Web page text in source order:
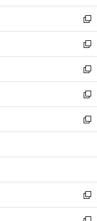
開
く
ウ
で
開
く
ン
ド
ウ
で
開
く
ウ
ィ
ン
ド
ウ
で
開
く
新
し
い
ウ
ィ
ン
ド
ウ
で
開
新
し
い
ウ
ィ
ン
ド
ウ
開
新
し
い
ウ
ィ
ン
ウ
開
く
新
し
い
ウ
ン
ウ
で
開
新
し
ウ
ン
ド
ウ
新
し